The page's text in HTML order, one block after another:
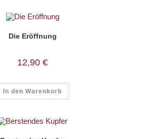
Die Eröffnung
12,90 €
In den Warenkorb